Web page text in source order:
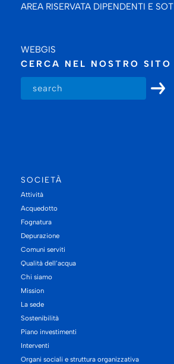
AREA RISERVATA DIPENDENTI E SOT
WEBGIS
CERCA NEL NOSTRO SITO
SOCIETÀ
Attività
Acquedotto
Fognatura
Depurazione
Comuni serviti
Qualità dell’acqua
Chi siamo
Mission
La sede
Sostenibilità
Piano investimenti
Interventi
Organi sociali e struttura organizzativa